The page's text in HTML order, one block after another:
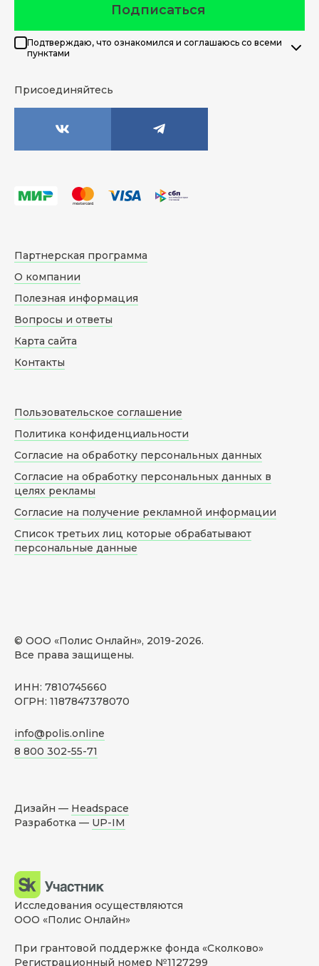
Подписаться
Подтверждаю, что ознакомился и соглашаюсь со всеми
пунктами
Присоединяйтесь
© ООО «Полис Онлайн», 2019-2026.
Все права защищены.
ИНН: 7810745660
ОГРН: 1187847378070
info@polis.online
8 800 302-55-71
Партнерская программа
О компании
Полезная информация
Вопросы и ответы
Карта сайта
Контакты
Пользовательское соглашение
Политика конфиденциальности
Согласие на обработку персональных данных
Согласие на обработку персональных данных в
целях рекламы
Согласие на получение рекламной информации
Список третьих лиц которые обрабатывают
персональные данные
Дизайн — Headspace
Разработка — UP-IM
Исследования осуществляются
ООО «Полис Онлайн»
При грантовой поддержке фонда «Сколково»
Регистрационный номер №1127299